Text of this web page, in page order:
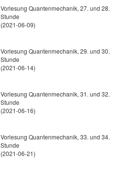
Vorlesung Quantenmechanik, 27. und 28.
Stunde
(2021-06-09)
Vorlesung Quantenmechanik, 29. und 30.
Stunde
(2021-06-14)
Vorlesung Quantenmechanik, 31. und 32.
Stunde
(2021-06-16)
Vorlesung Quantenmechanik, 33. und 34.
Stunde
(2021-06-21)